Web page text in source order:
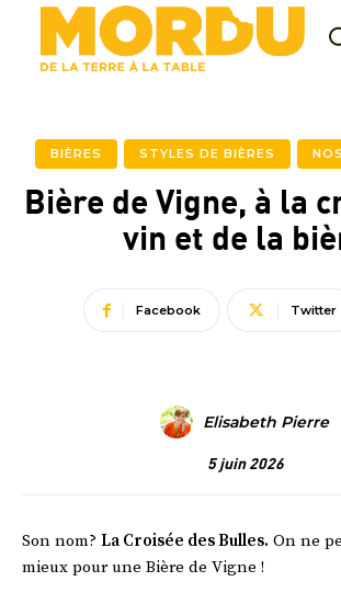
BIÈRES STYLES DE BIÈRES
Bière de Vigne, à la
vin et de la
Facebook Twitter
Elisabeth Pierre
5 juin 2026
Son nom? La Croisée des Bulles. On ne
mieux pour une Bière de Vigne !